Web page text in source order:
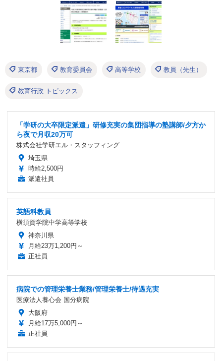
東京都 教育委員会 高等学校 教員（先生）
教育行政 トピックス
「学研の大卒限定派遣」研修充実の集団指導の塾講師/夕方か
ら夜で月収20万可
株式会社学研エル・スタッフィング
埼玉県
時給2,500円
派遣社員
英語科教員
横須賀学院中学高等学校
神奈川県
月給23万1,200円～
正社員
病院での管理栄養士業務/管理栄養士/待遇充実
医療法人養心会 国分病院
大阪府
月給17万5,000円～
正社員